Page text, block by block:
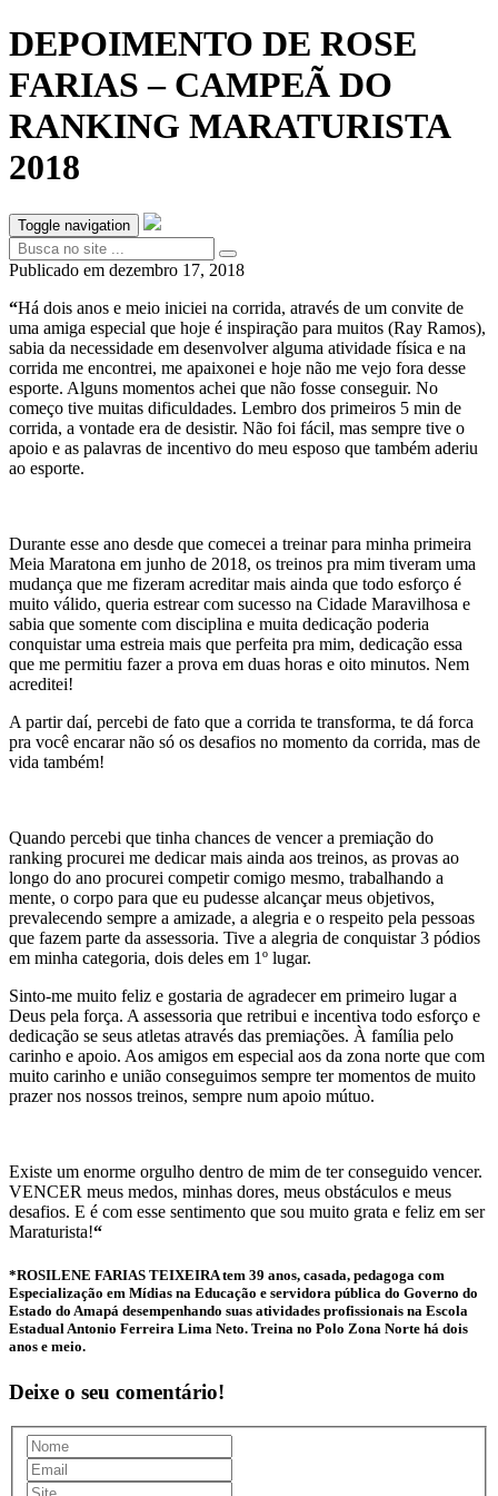
DEPOIMENTO DE ROSE
FARIAS – CAMPEÃ DO
RANKING MARATURISTA
2018
Toggle navigation
Publicado em dezembro 17, 2018
“Há dois anos e meio iniciei na corrida, através de um convite de
uma amiga especial que hoje é inspiração para muitos (Ray Ramos),
sabia da necessidade em desenvolver alguma atividade física e na
corrida me encontrei, me apaixonei e hoje não me vejo fora desse
esporte. Alguns momentos achei que não fosse conseguir. No
começo tive muitas dificuldades. Lembro dos primeiros 5 min de
corrida, a vontade era de desistir. Não foi fácil, mas sempre tive o
apoio e as palavras de incentivo do meu esposo que também aderiu
ao esporte.
Durante esse ano desde que comecei a treinar para minha primeira
Meia Maratona em junho de 2018, os treinos pra mim tiveram uma
mudança que me fizeram acreditar mais ainda que todo esforço é
muito válido, queria estrear com sucesso na Cidade Maravilhosa e
sabia que somente com disciplina e muita dedicação poderia
conquistar uma estreia mais que perfeita pra mim, dedicação essa
que me permitiu fazer a prova em duas horas e oito minutos. Nem
acreditei!
A partir daí, percebi de fato que a corrida te transforma, te dá forca
pra você encarar não só os desafios no momento da corrida, mas de
vida também!
Quando percebi que tinha chances de vencer a premiação do
ranking procurei me dedicar mais ainda aos treinos, as provas ao
longo do ano procurei competir comigo mesmo, trabalhando a
mente, o corpo para que eu pudesse alcançar meus objetivos,
prevalecendo sempre a amizade, a alegria e o respeito pela pessoas
que fazem parte da assessoria. Tive a alegria de conquistar 3 pódios
em minha categoria, dois deles em 1º lugar.
Sinto-me muito feliz e gostaria de agradecer em primeiro lugar a
Deus pela força. A assessoria que retribui e incentiva todo esforço e
dedicação se seus atletas através das premiações. À família pelo
carinho e apoio. Aos amigos em especial aos da zona norte que com
muito carinho e união conseguimos sempre ter momentos de muito
prazer nos nossos treinos, sempre num apoio mútuo.
Existe um enorme orgulho dentro de mim de ter conseguido vencer.
VENCER meus medos, minhas dores, meus obstáculos e meus
desafios. E é com esse sentimento que sou muito grata e feliz em ser
Maraturista!“
*ROSILENE FARIAS TEIXEIRA tem 39 anos, casada, pedagoga com
Especialização em Mídias na Educação e servidora pública do Governo do
Estado do Amapá desempenhando suas atividades profissionais na Escola
Estadual Antonio Ferreira Lima Neto. Treina no Polo Zona Norte há dois
anos e meio.
Deixe o seu comentário!